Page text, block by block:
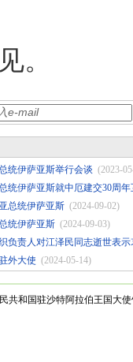
。
统伊萨亚斯举行会谈 (2023-
统伊萨亚斯就中厄建交30周
总统伊萨亚斯 (2024-09-02)
统伊萨亚斯 (2024-09-03)
负责人对江泽民同志逝世表示
外大使 (2024-05-14)
共和国驻沙特阿拉伯王国大使